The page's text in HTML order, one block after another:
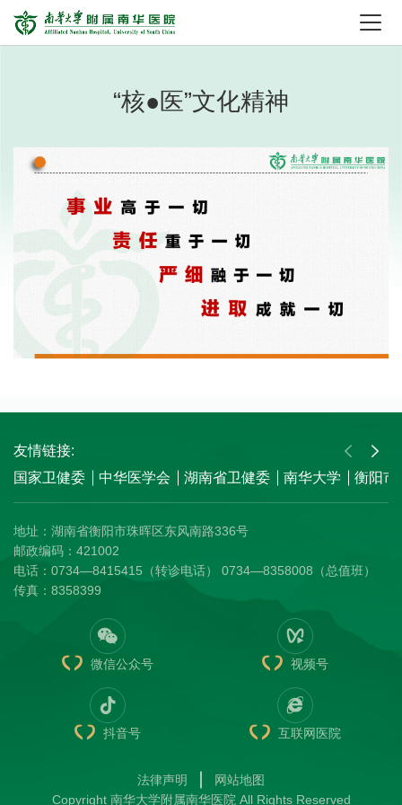
“核●医”文化精神
友情链接:
国家卫健委
中华医学会 湖南省卫健委 南华大学 衡阳市
地址：湖南省衡阳市珠晖区东风南路336号
邮政编码：421002
电话：0734—8415415（转诊电话） 0734—8358008（总值班）
传真：8358399
微信公众号 视频号
抖音号 互联网医院
法律声明
网站地图
Copyright 南华大学附属南华医院 All Rights Reserved